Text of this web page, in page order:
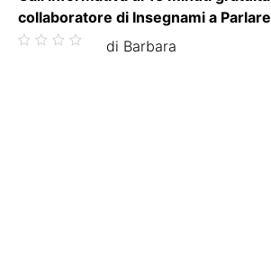
collaboratore di Insegnami a Parlare
Valutato di Barbara